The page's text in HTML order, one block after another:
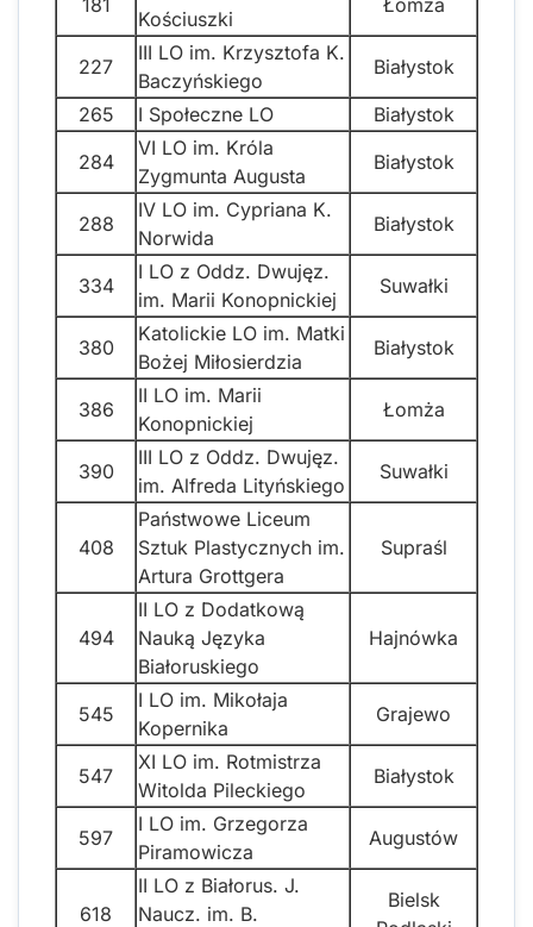
181
Kościuszki
Łomża
227
III LO im. Krzysztofa K.
Baczyńskiego
Białystok
265
I Społeczne LO
Białystok
284
VI LO im. Króla
Zygmunta Augusta
Białystok
288
IV LO im. Cypriana K.
Norwida
Białystok
334
I LO z Oddz. Dwujęz.
im. Marii Konopnickiej
Suwałki
380
Katolickie LO im. Matki
Bożej Miłosierdzia
Białystok
386
II LO im. Marii
Konopnickiej
Łomża
390
III LO z Oddz. Dwujęz.
im. Alfreda Lityńskiego
Suwałki
408
Państwowe Liceum
Sztuk Plastycznych im.
Artura Grottgera
Supraśl
494
II LO z Dodatkową
Nauką Języka
Białoruskiego
Hajnówka
545
I LO im. Mikołaja
Kopernika
Grajewo
547
XI LO im. Rotmistrza
Witolda Pileckiego
Białystok
597
I LO im. Grzegorza
Piramowicza
Augustów
618
II LO z Białorus. J.
Naucz. im. B.
Bielsk